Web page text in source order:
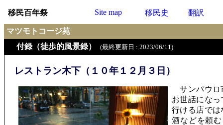
移民百年祭 Site map 移民史 翻訳
マツモトコージ苑
付録（徒歩的風景録）
(最終更新日 : 2023/06/11)
レストラン木下（１０年１２月３日）
サンパウロ
お世話にな
行ける店で
酒などを頼